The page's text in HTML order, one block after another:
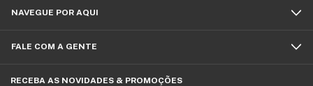
NAVEGUE POR AQUI
FALE COM A GENTE
RECEBA AS NOVIDADES & PROMOÇÕES